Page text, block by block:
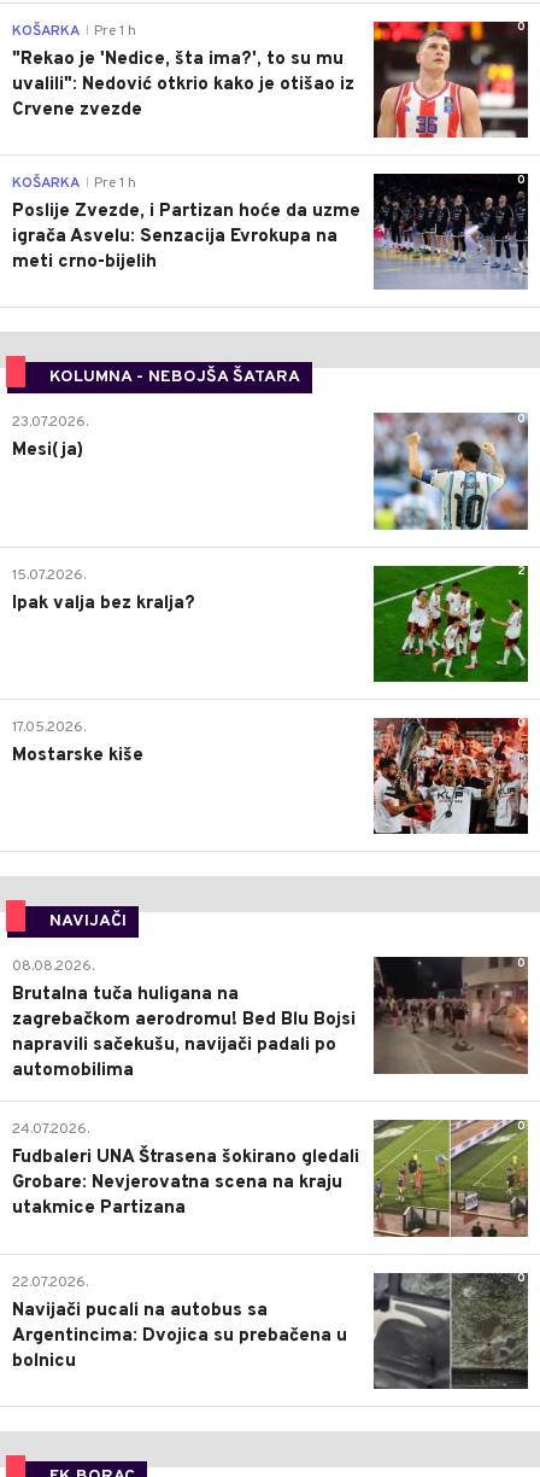
0
KOŠARKA Pre 1 h
"Rekao je 'Nedice, šta ima?', to su mu
uvalili": Nedović otkrio kako je otišao iz
Crvene zvezde
0
KOŠARKA Pre 1 h
Poslije Zvezde, i Partizan hoće da uzme
igrača Asvelu: Senzacija Evrokupa na
meti crno-bijelih
KOLUMNA - NEBOJŠA ŠATARA
0
23.07.2026.
Mesi(ja)
2
15.07.2026.
Ipak valja bez kralja?
0
17.05.2026.
Mostarske kiše
NAVIJAČI
0
08.08.2026.
Brutalna tuča huligana na
zagrebačkom aerodromu! Bed Blu Bojsi
napravili sačekušu, navijači padali po
automobilima
0
24.07.2026.
Fudbaleri UNA Štrasena šokirano gledali
Grobare: Nevjerovatna scena na kraju
utakmice Partizana
0
22.07.2026.
Navijači pucali na autobus sa
Argentincima: Dvojica su prebačena u
bolnicu